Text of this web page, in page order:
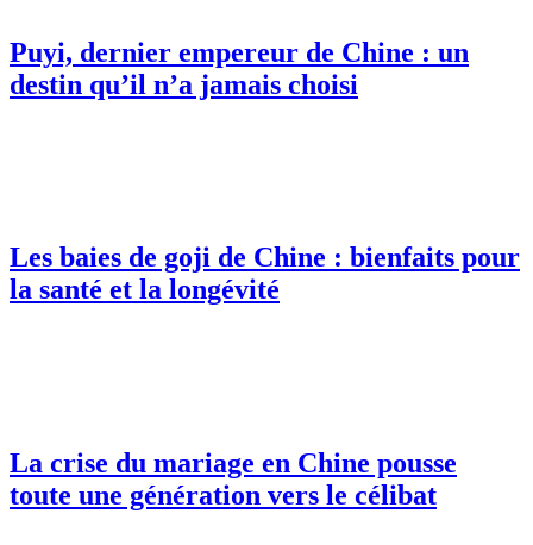
Puyi, dernier empereur de Chine : un
destin qu’il n’a jamais choisi
Les baies de goji de Chine : bienfaits pour
la santé et la longévité
La crise du mariage en Chine pousse
toute une génération vers le célibat